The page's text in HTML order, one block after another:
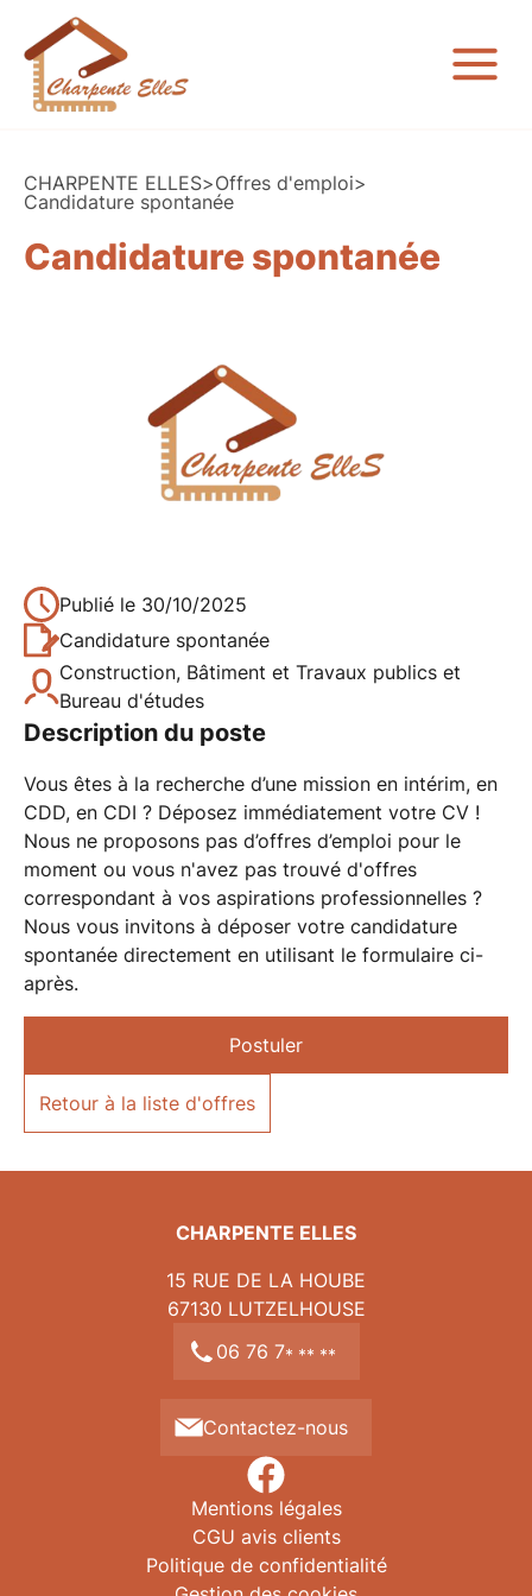
CHARPENTE ELLES>Offres d'emploi>
Candidature spontanée
Candidature spontanée
Publié le 30/10/2025
Candidature spontanée
Construction, Bâtiment et Travaux publics et
Bureau d'études
Description du poste
Vous êtes à la recherche d’une mission en intérim, en
CDD, en CDI ? Déposez immédiatement votre CV !
Nous ne proposons pas d’offres d’emploi pour le
moment ou vous n'avez pas trouvé d'offres
correspondant à vos aspirations professionnelles ?
Nous vous invitons à déposer votre candidature
spontanée directement en utilisant le formulaire ci-
après.
Postuler
Retour à la liste d'offres
CHARPENTE ELLES
15 RUE DE LA HOUBE
67130 LUTZELHOUSE
06 76 7* ** **
Contactez-nous
Mentions légales
CGU avis clients
Politique de confidentialité